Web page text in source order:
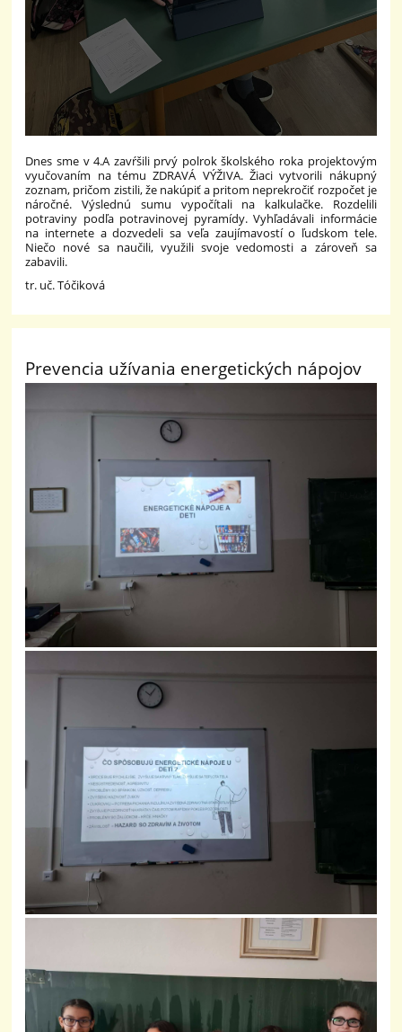
Dnes sme v 4.A zavŕšili prvý polrok školského roka projektovým
vyučovaním na tému ZDRAVÁ VÝŽIVA. Žiaci vytvorili nákupný
zoznam, pričom zistili, že nakúpiť a pritom neprekročiť rozpočet je
náročné. Výslednú sumu vypočítali na kalkulačke. Rozdelili
potraviny podľa potravinovej pyramídy. Vyhľadávali informácie
na internete a dozvedeli sa veľa zaujímavostí o ľudskom tele.
Niečo nové sa naučili, využili svoje vedomosti a zároveň sa
zabavili.
tr. uč. Tóčiková
Prevencia užívania energetických nápojov